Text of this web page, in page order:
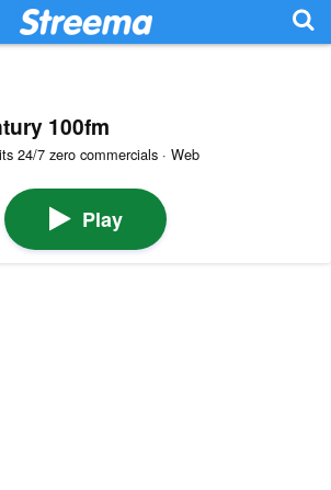
100fm
24/7 zero commercials · Web
Play